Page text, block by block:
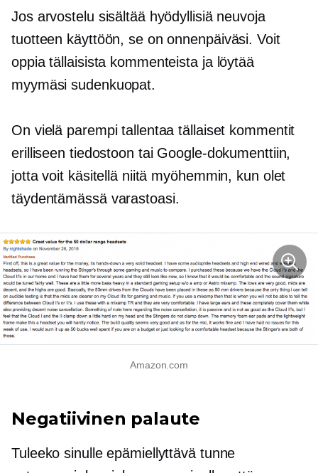
Jos arvostelu sisältää hyödyllisiä neuvoja
tuotteen käyttöön, se on onnenpäiväsi. Voit
oppia tällaisista kommenteista ja löytää
myymäsi sudenkuopat.
On vielä parempi tallentaa tällaiset kommentit
erilliseen tiedostoon tai Google-dokumenttiin,
jotta voit käsitellä niitä myöhemmin, kun olet
täydentämässä varastoasi.
Amazon.com
Negatiivinen palaute
Tuleeko sinulle epämiellyttävä tunne